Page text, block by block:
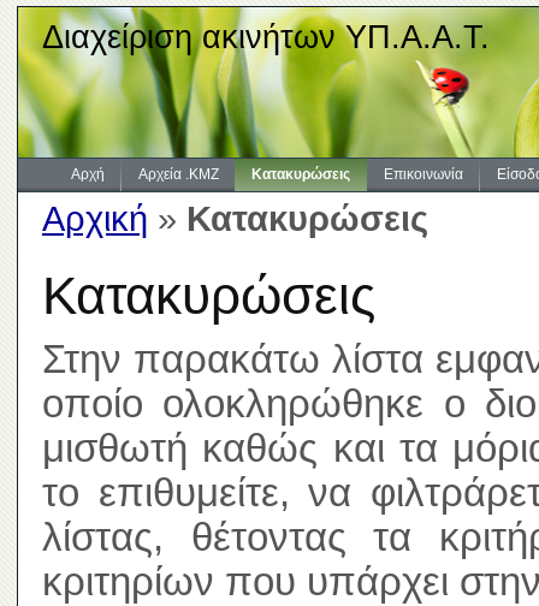
Διαχείριση ακινήτων ΥΠ.Α.Α.Τ.
Αρχή Αρχεία .KMZ Κατακυρώσεις Επικοινωνία
Αρχική » Κατακυρώσεις
Κατακυρώσεις
Στην παρακάτω λίστα
οποίο ολοκληρώθηκε ο
μισθωτή καθώς και τα
το επιθυμείτε, να
λίστας, θέτοντας τα
κριτηρίων που υπάρχει